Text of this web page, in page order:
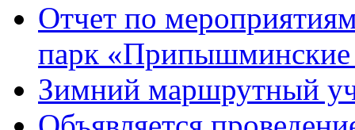
Отчет по
парк
Зимний маршрутный